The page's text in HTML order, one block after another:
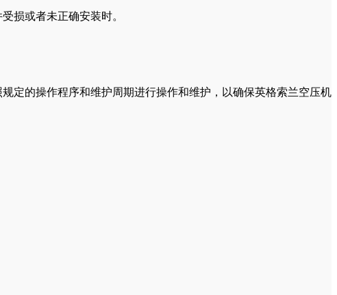
损或者未正确安装时。
定的操作程序和维护周期进行操作和维护，以确保英格索兰空压机